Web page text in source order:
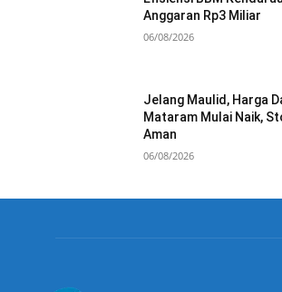
Anggaran Rp3 Miliar
06/08/2026
Jelang Maulid, Harga
Mataram Mulai Naik,
Aman
06/08/2026